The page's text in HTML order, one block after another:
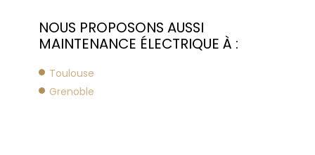
NOUS PROPOSONS AUSSI
MAINTENANCE ÉLECTRIQUE À :
Toulouse
Grenoble